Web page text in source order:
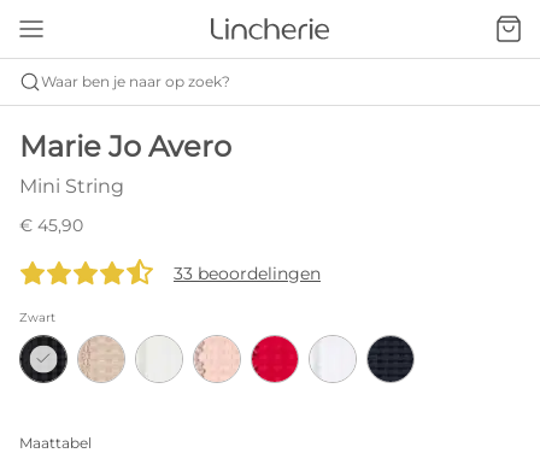
Waar ben je naar op zoek?
Marie Jo Avero
Mini String
€ 45,90
33 beoordelingen
Zwart
Maattabel